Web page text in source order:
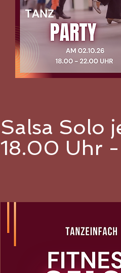
Salsa Solo
18.00 Uhr